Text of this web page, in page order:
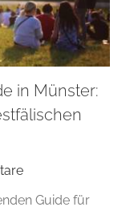
in Münster:
Guide für